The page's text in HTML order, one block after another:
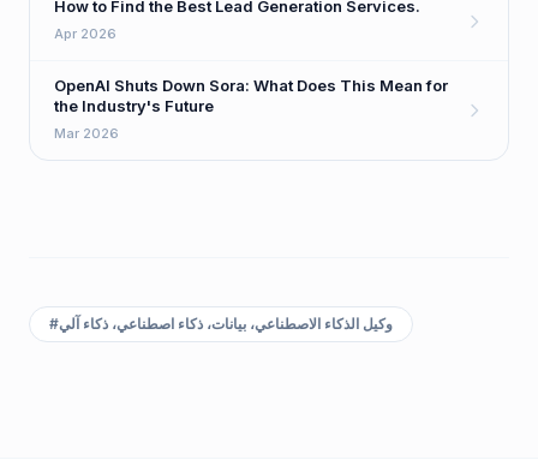
How to Find the Best Lead Generation Services.
Apr 2026
OpenAI Shuts Down Sora: What Does This Mean for
the Industry's Future
Mar 2026
#وكيل الذكاء الاصطناعي، بيانات، ذكاء اصطناعي، ذكاء آلي